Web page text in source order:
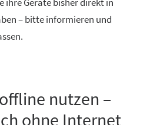
– bitte informieren und
nutzen –
ohne Internet